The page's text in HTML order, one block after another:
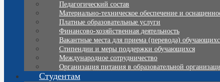
Педагогический состав
Материально-техническое обеспечение и
Платные образовательные услуги
Финансово-хозяйственная деятельность
Вакантные места для приема (перевода)
Стипендии и меры поддержки обучающихся
Международное сотрудничество
Организация питания в образовательной
Студентам